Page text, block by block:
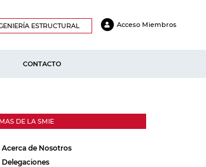
ESTRUCTURAL Acceso Miembros
CONTACTO
MAS DE LA SMIE
Acerca de Nosotros
Delegaciones